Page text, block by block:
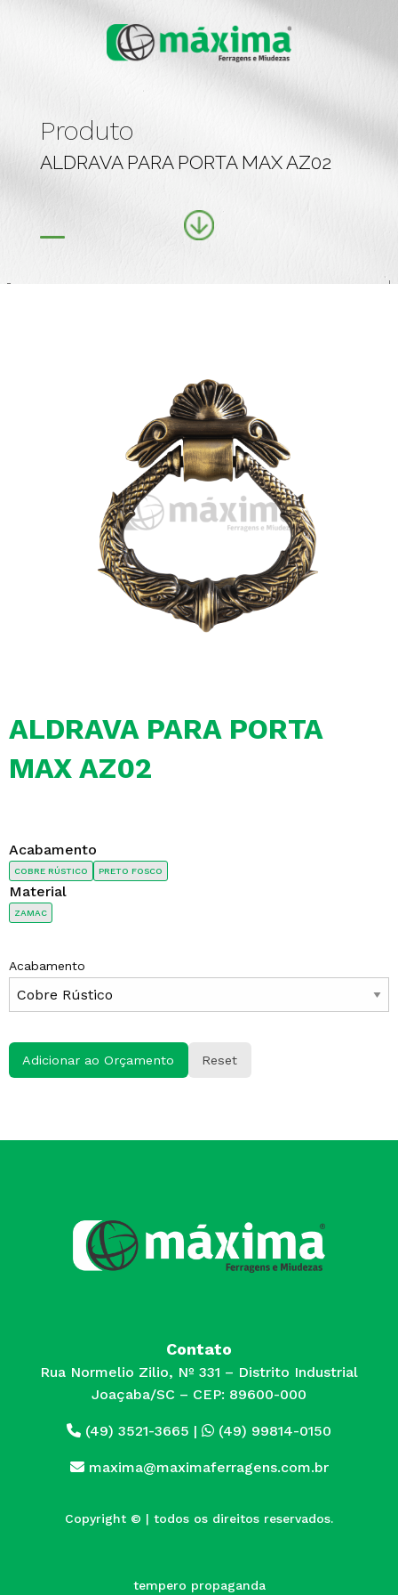
Produto
ALDRAVA PARA PORTA MAX AZ02
ALDRAVA PARA PORTA
MAX AZ02
Acabamento
COBRE RÚSTICO PRETO FOSCO
Material
ZAMAC
Acabamento
Adicionar ao Orçamento Reset
Contato
Rua Normelio Zilio, Nº 331 – Distrito Industrial
Joaçaba/SC – CEP: 89600-000
(49) 3521-3665 | (49) 99814-0150
maxima@maximaferragens.com.br
Copyright © | todos os direitos reservados.
tempero propaganda